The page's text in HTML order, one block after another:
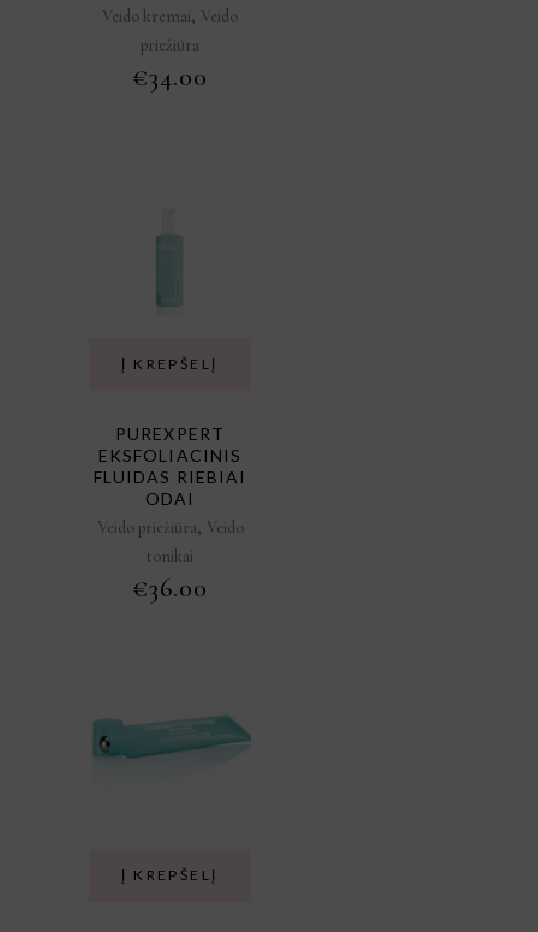
Veido kremai, Veido
priežiūra
€34.00
Į KREPŠELĮ
PUREXPERT
EKSFOLIACINIS
FLUIDAS RIEBIAI
ODAI
Veido priežiūra, Veido
tonikai
€36.00
Į KREPŠELĮ